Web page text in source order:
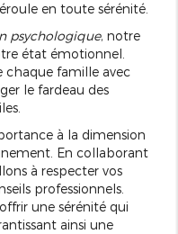
en toute sérénité.
psychologique, notre
état émotionnel.
chaque famille avec
le fardeau des
à la dimension
En collaborant
à respecter vos
professionnels.
une sérénité qui
ainsi une